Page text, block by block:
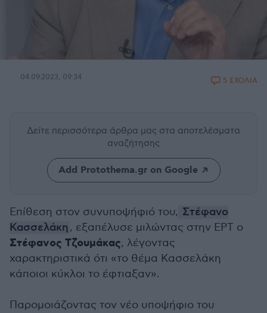
04.09.2023, 09:34 5 ΣΧΟΛΙΑ
Δείτε περισσότερα άρθρα μας στα αποτελέσματα
αναζήτησης
Add Protothema.gr on Google
Επίθεση στον συνυποψήφιό του, Στέφανο
Κασσελάκη, εξαπέλυσε μιλώντας στην ΕΡΤ ο
Στέφανος Τζουμάκας, λέγοντας
χαρακτηριστικά ότι «το θέμα Κασσελάκη
κάποιοι κύκλοι το έφτιαξαν».
Παρομοιάζοντας τον νέο υποψήφιο του